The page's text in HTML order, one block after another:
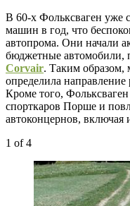
В 60-х Фольксваген уже
машин в год, что
автопрома. Они начали
бюджетные автомобили,
Corvair. Таким образом,
определила направление
Кроме того,
спорткаров Порше и
автоконцернов, включая
1 of 4